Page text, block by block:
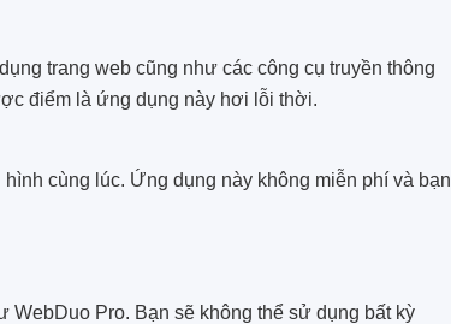
trang web cũng như các công cụ truyền thông
điểm là ứng dụng này hơi lỗi thời.
cùng lúc. Ứng dụng này không miễn phí và bạn
Pro. Bạn sẽ không thể sử dụng bất kỳ